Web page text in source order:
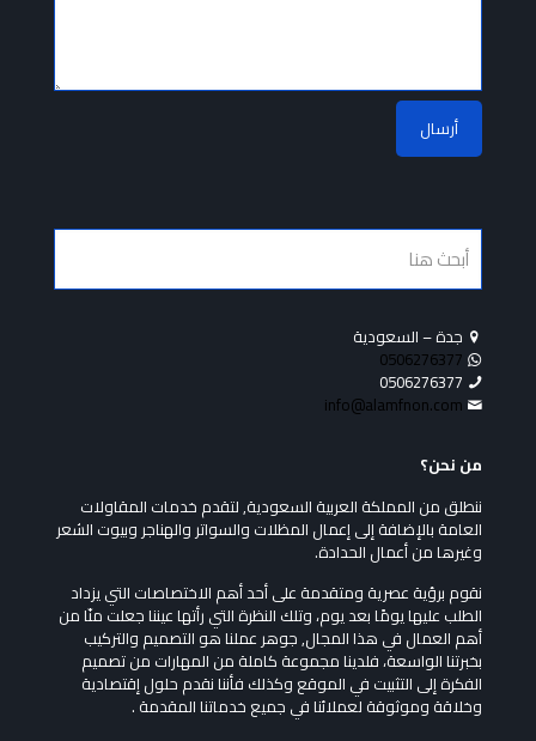
جدة – السعودية
0506276377
0506276377
info@alamfnon.com
من نحن؟
ننطلق من المملكة العربية السعودية, لتقدم خدمات المقاولات
العامة بالإضافة إلى إعمال المظلات والسواتر والهناجر وبيوت الشعر
وغيرها من أعمال الحدادة.
نقوم برؤية عصرية ومتقدمة على أحد أهم الاختصاصات التي يزداد
الطلب عليها يومًا بعد يوم، وتلك النظرة التي رأتها عيننا جعلت منّا من
أهم العمال في هذا المجال, جوهر عملنا هو التصميم والتركيب
بخبرتنا الواسعة، فلدينا مجموعة كاملة من المهارات من تصميم
الفكرة إلى التثبيت في الموقع وكذلك فأننا نقدم حلول إقتصادية
وخلاقة وموثوقة لعملائنا في جميع خدماتنا المقدمة .